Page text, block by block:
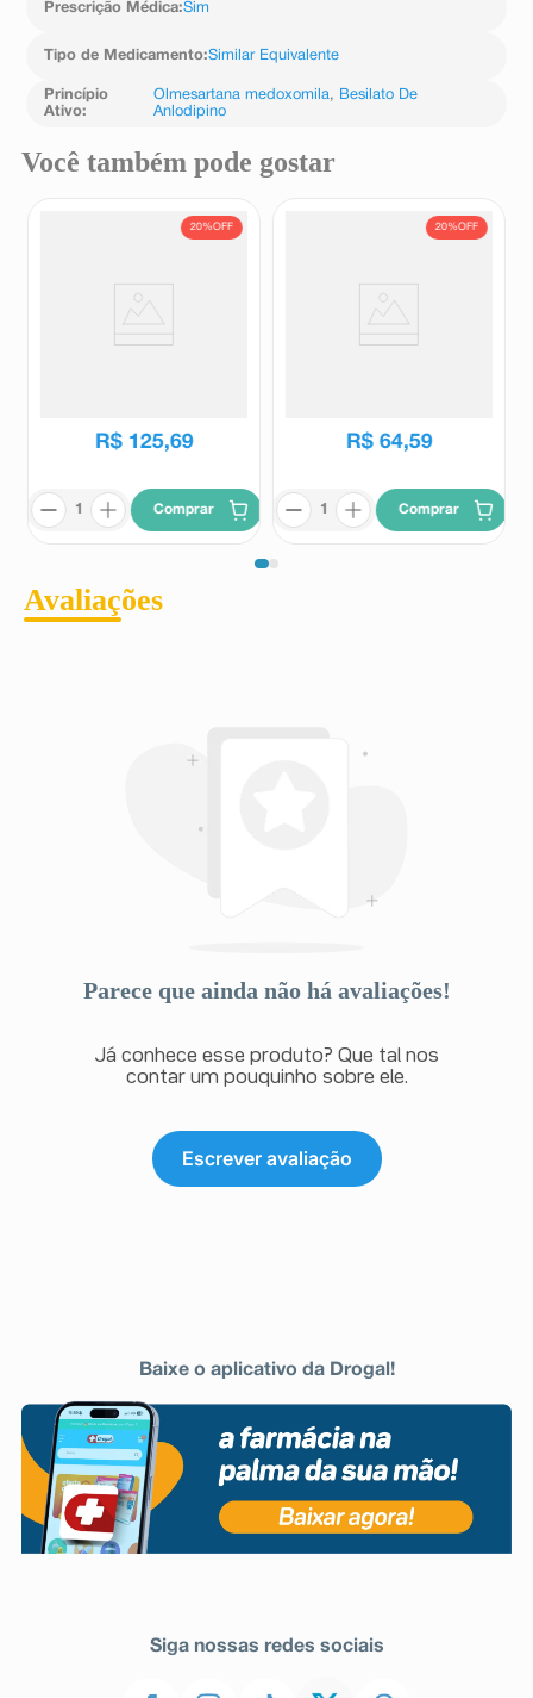
Prescrição Médica:Sim
Tipo de Medicamento:Similar Equivalente
Princípio
Ativo:
Olmesartana medoxomila, Besilato De
Anlodipino
Você também pode gostar
20%OFF
R$ 125,69
Comprar
20%OFF
R$ 64,59
Comprar
Avaliações
Parece que ainda não há avaliações!
Já conhece esse produto? Que tal nos
contar um pouquinho sobre ele.
Escrever avaliação
Baixe o aplicativo da Drogal!
Siga nossas redes sociais